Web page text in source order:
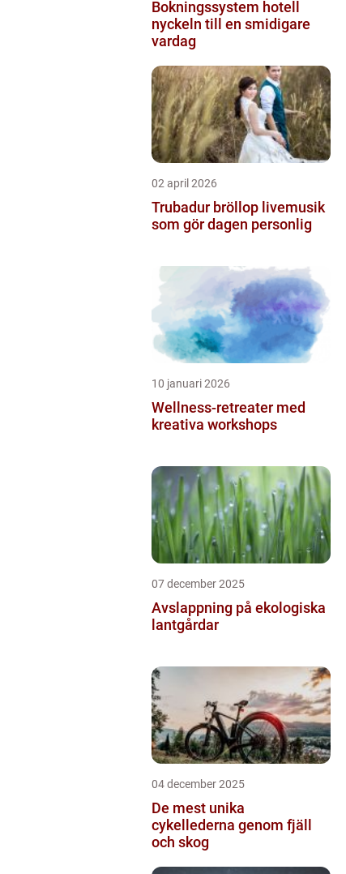
Bokningssystem hotell
nyckeln till en smidigare
vardag
02 april 2026
Trubadur bröllop livemusik
som gör dagen personlig
10 januari 2026
Wellness-retreater med
kreativa workshops
07 december 2025
Avslappning på ekologiska
lantgårdar
04 december 2025
De mest unika
cykellederna genom fjäll
och skog